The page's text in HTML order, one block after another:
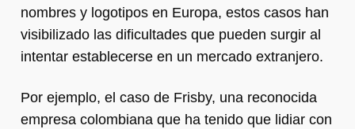
nombres y logotipos en Europa, estos casos han
visibilizado las dificultades que pueden surgir al
intentar establecerse en un mercado extranjero.
Por ejemplo, el caso de Frisby, una reconocida
empresa colombiana que ha tenido que lidiar con